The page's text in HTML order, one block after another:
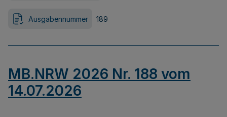
Ausgabennummer 189
MB.NRW 2026 Nr. 188 vom
14.07.2026